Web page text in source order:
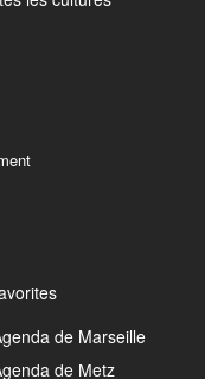
de Marseille
de Metz